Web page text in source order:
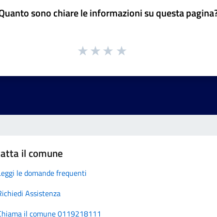
sono chiare le informazioni su questa
il comune
le domande frequenti
Assistenza
il comune 0119218111